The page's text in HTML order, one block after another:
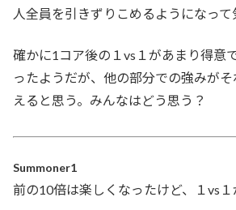
人全員を引きずりこめるようになって
確かに1コア後の１vs１があまり得意
ったようだが、他の部分での強みが
えると思う。みんなはどう思う？
Summoner1
前の10倍は楽しくなったけど、１vs１